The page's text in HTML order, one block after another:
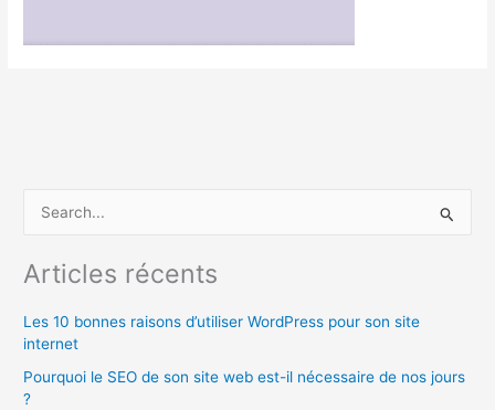
c
e
r
c
Articles récents
Les 10 bonnes raisons d’utiliser WordPress pour son site
internet
Pourquoi le SEO de son site web est-il nécessaire de nos jours
?